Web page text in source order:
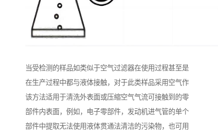
当受检测的样品如类似于空气过滤器在使用过程甚至是
在生产过程中都与液体接触，对于此类样品采用空气作
该方法适用于清洗外表面或压缩空气气流可接触到的零
部件内表面，例如，电子零部件，发动机进气管的单个
部件中提取无法使用液体贯通法清洁的污染物，也可用